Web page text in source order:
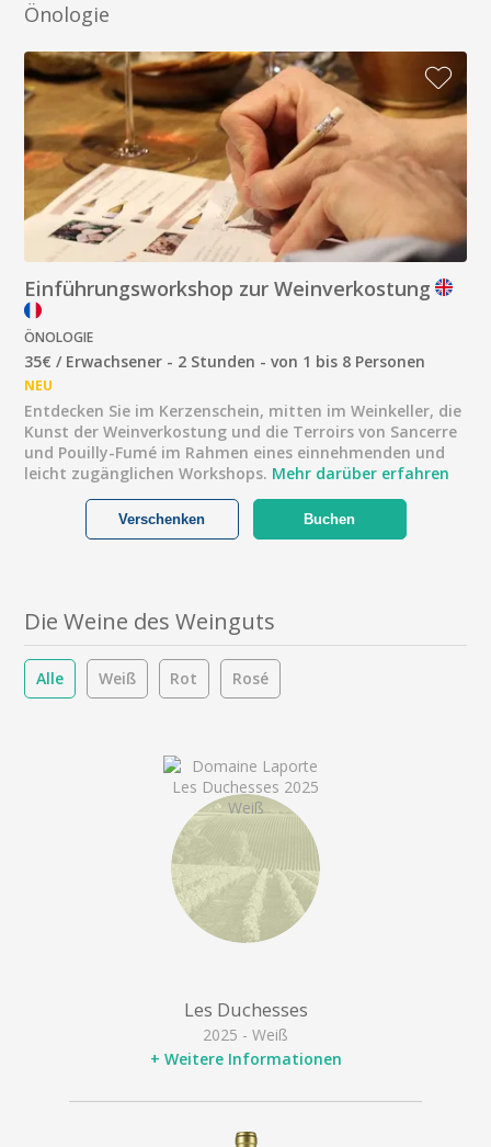
Önologie
Einführungsworkshop zur Weinverkostung
ÖNOLOGIE
35€ / Erwachsener - 2 Stunden - von 1 bis 8 Personen
NEU
Entdecken Sie im Kerzenschein, mitten im Weinkeller, die
Kunst der Weinverkostung und die Terroirs von Sancerre
und Pouilly-Fumé im Rahmen eines einnehmenden und
leicht zugänglichen Workshops. Mehr darüber erfahren
Buchen
Verschenken
Die Weine des Weinguts
Alle Weiß Rot Rosé
Les Duchesses
2025 - Weiß
+ Weitere Informationen